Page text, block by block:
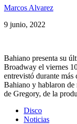
Marcos Alvarez
9 junio, 2022
Bahiano presenta su
Broadway el viernes
entrevistó durante
Bahiano y hablaron de
de Gregory, de la
Disco
Noticias